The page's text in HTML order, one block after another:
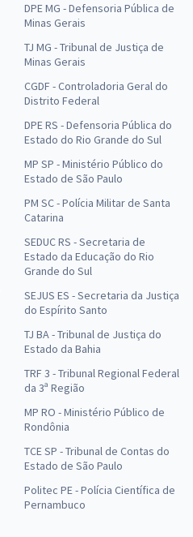
DPE MG - Defensoria Pública de
Minas Gerais
TJ MG - Tribunal de Justiça de
Minas Gerais
CGDF - Controladoria Geral do
Distrito Federal
DPE RS - Defensoria Pública do
Estado do Rio Grande do Sul
MP SP - Ministério Público do
Estado de São Paulo
PM SC - Polícia Militar de Santa
Catarina
SEDUC RS - Secretaria de
Estado da Educação do Rio
Grande do Sul
SEJUS ES - Secretaria da Justiça
do Espírito Santo
TJ BA - Tribunal de Justiça do
Estado da Bahia
TRF 3 - Tribunal Regional Federal
da 3ª Região
MP RO - Ministério Público de
Rondônia
TCE SP - Tribunal de Contas do
Estado de São Paulo
Politec PE - Polícia Científica de
Pernambuco